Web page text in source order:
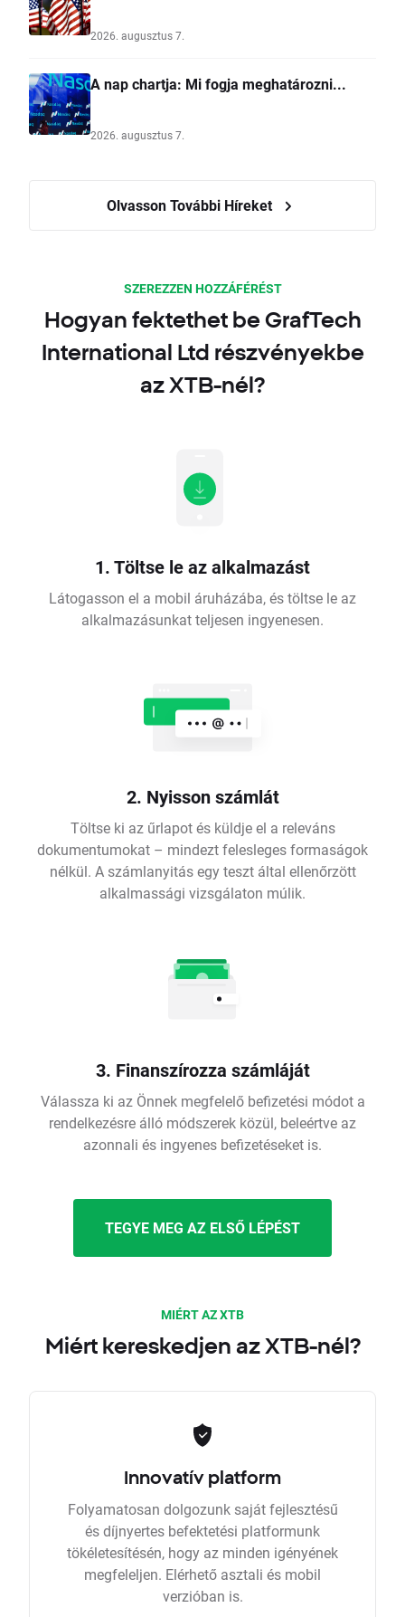
2026. augusztus 7.
A nap chartja: Mi fogja meghatározni...
2026. augusztus 7.
Olvasson További Híreket
SZEREZZEN HOZZÁFÉRÉST
Hogyan fektethet be GrafTech
International Ltd részvényekbe
az XTB-nél?
1. Töltse le az alkalmazást
Látogasson el a mobil áruházába, és töltse le az
alkalmazásunkat teljesen ingyenesen.
2. Nyisson számlát
Töltse ki az űrlapot és küldje el a releváns
dokumentumokat – mindezt felesleges formaságok
nélkül. A számlanyitás egy teszt által ellenőrzött
alkalmassági vizsgálaton múlik.
3. Finanszírozza számláját
Válassza ki az Önnek megfelelő befizetési módot a
rendelkezésre álló módszerek közül, beleértve az
azonnali és ingyenes befizetéseket is.
TEGYE MEG AZ ELSŐ LÉPÉST
MIÉRT AZ XTB
Miért kereskedjen az XTB-nél?
Innovatív platform
Folyamatosan dolgozunk saját fejlesztésű
és díjnyertes befektetési platformunk
tökéletesítésén, hogy az minden igényének
megfeleljen. Elérhető asztali és mobil
verzióban is.